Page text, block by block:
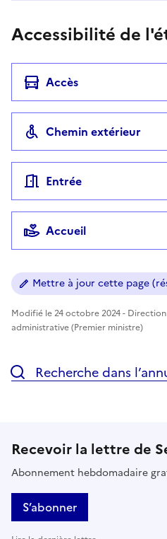
Accessibilité de
Accès
Chemin extérieur
Entrée
Accueil
Mettre à jour cette page
Modifié le 24 octobre 2024 -
administrative (Premier ministre)
Recherche dans
Recevoir la lettre de
Abonnement hebdomadaire
S’abonner